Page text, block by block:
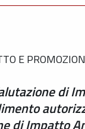
E
di
di Impatto